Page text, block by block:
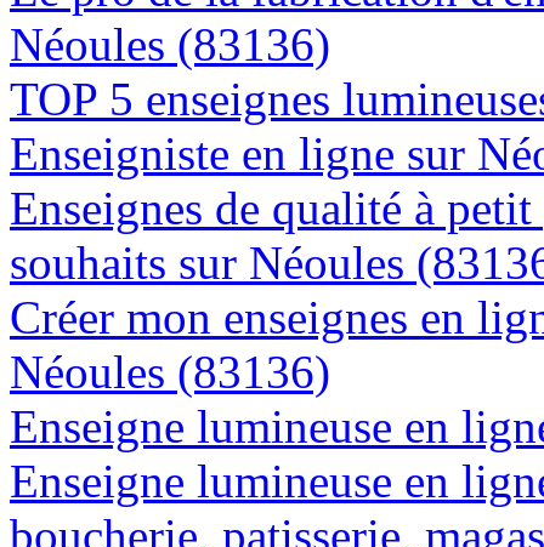
Néoules (83136)
TOP 5 enseignes
Enseigniste en ligne sur
Enseignes de qualité à
souhaits sur Néoules
Créer mon enseignes en
Néoules (83136)
Enseigne lumineuse en
Enseigne lumineuse en
boucherie, patisserie,